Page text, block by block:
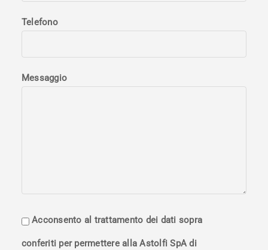
Telefono
Messaggio
Acconsento al trattamento dei dati sopra
conferiti per permettere alla Astolfi SpA di